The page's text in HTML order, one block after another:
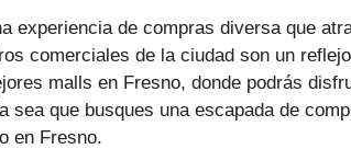
experiencia de compras diversa que
comerciales de la ciudad son un
malls en Fresno, donde podrás
sea que busques una escapada de
en Fresno.